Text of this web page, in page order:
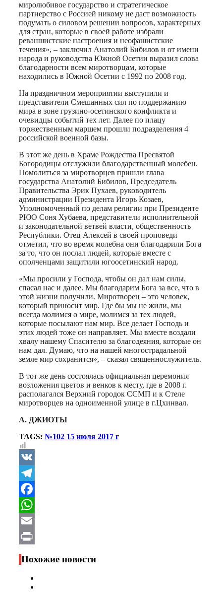
миролюбивое государство и стратегическое
партнерство с Россией никому не даст возможность
подумать о силовом решении вопросов, характерных
для стран, которые в своей работе избрали
реваншистские настроения и неофашистские
течения», – заключил Анатолий Бибилов и от имени
народа и руководства Южной Осетии выразил слова
благодарности всем миротворцам, которые
находились в Южной Осетии с 1992 по 2008 год.
На праздничном мероприятии выступили и
представители Смешанных сил по поддержанию
мира в зоне грузино-осетинского конфликта и
очевидцы событий тех лет. Далее по плацу
торжественным маршем прошли подразделения 4
российской военной базы.
В этот же день в Храме Рождества Пресвятой
Богородицы отслужили благодарственный молебен.
Помолиться за миротворцев пришли глава
государства Анатолий Бибилов, Председатель
Правительства Эрик Пухаев, руководитель
администрации Президента Игорь Козаев,
Уполномоченный по делам религии при Президенте
РЮО Соня Хубаева, представители исполнительной
и законодательной ветвей власти, общественность
Республики. Отец Алексей в своей проповеди
отметил, что во время молебна они благодарили Бога
за то, что он послал людей, которые вместе с
ополченцами защитили югоосетинский народ.
«Мы просили у Господа, чтобы он дал нам силы,
спасал нас и далее. Мы благодарим Бога за все, что в
этой жизни получили. Миротворец – это человек,
который приносит мир. Где бы мы не жили, мы
всегда молимся о мире, молимся за тех людей,
которые посылают нам мир. Все делает Господь и
этих людей тоже он направляет. Мы вместе воздали
хвалу нашему Спасителю за благодеяния, которые он
нам дал. Думаю, что на нашей многострадальной
земле мир сохранится», – сказал священнослужитель.
В тот же день состоялась официальная церемония
возложения цветов и венков к месту, где в 2008 г.
располагался Верхний городок ССМП и к Стеле
миротворцев на одноименной улице в г.Цхинвал.
А. ДЖИОТЫ
TAGS: №102 15 июля 2017 г
VK
Telegram
Facebook
WhatsApp
Email
Print
Похожие новости